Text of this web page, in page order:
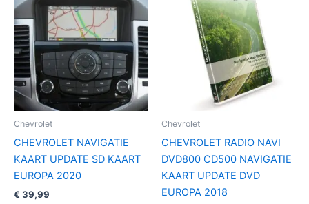
Chevrolet
CHEVROLET NAVIGATIE
KAART UPDATE SD KAART
EUROPA 2020
€ 39,99
Chevrolet
CHEVROLET RADIO NAVI
DVD800 CD500 NAVIGATIE
KAART UPDATE DVD
EUROPA 2018